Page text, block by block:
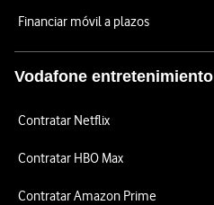
Financiar móvil a plazos
Vodafone entretenimiento
Contratar Netflix
Contratar HBO Max
Contratar Amazon Prime